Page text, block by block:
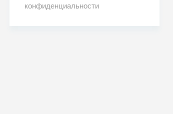
конфиденциальности